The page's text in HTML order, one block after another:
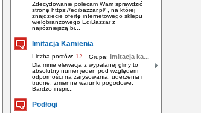
Zdecydowanie polecam Wam sprawdzić
stronę https://edibazzar.pl/ , na której
znajdziecie ofertę internetowego sklepu
wielobranżowego EdiBazzar z
najróżniejszą bi...
Imitacja Kamienia
Liczba postów: 12 Grupa: Imitacja ka...
Dla mnie elewacja z wypalanej gliny to
absolutny numer jeden pod względem
odporności na zarysowania, uderzenia i
trudne, zmienne warunki pogodowe.
Bardzo inspir...
Podłogi